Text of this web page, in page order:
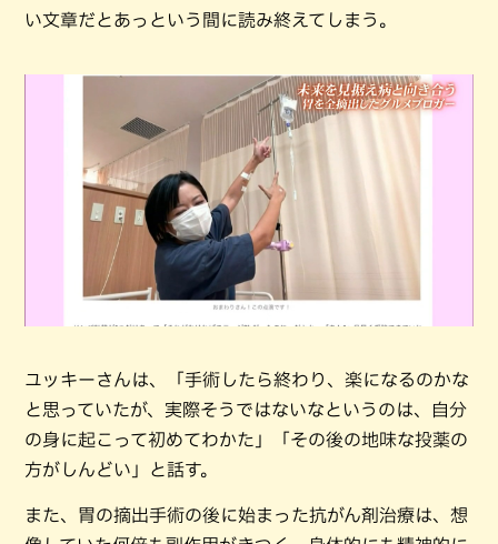
い文章だとあっという間に読み終えてしまう。
ユッキーさんは、「手術したら終わり、楽になるのかな
と思っていたが、実際そうではないなというのは、自分
の身に起こって初めてわかた」「その後の地味な投薬の
方がしんどい」と話す。
また、胃の摘出手術の後に始まった抗がん剤治療は、想